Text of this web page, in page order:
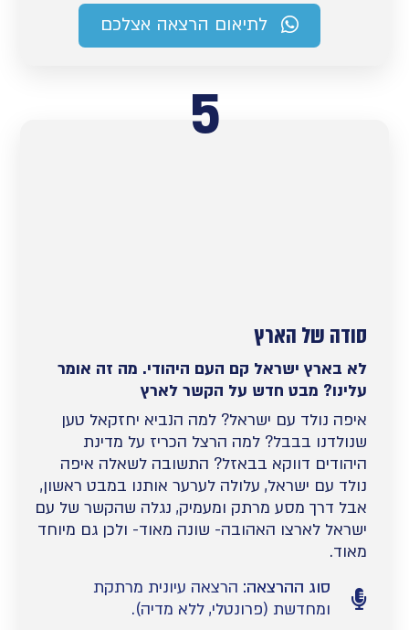
לתיאום הרצאה אצלכם
5
סודה של הארץ
לא בארץ ישראל קם העם היהודי. מה זה אומר
עלינו? מבט חדש על הקשר לארץ
איפה נולד עם ישראל? למה הנביא יחזקאל טען
שנולדנו בבבל? למה הרצל הכריז על מדינת
היהודים דווקא בבאזל? התשובה לשאלה איפה
נולד עם ישראל, עלולה לערער אותנו במבט ראשון,
אבל דרך מסע מרתק ומעמיק, נגלה שהקשר של עם
ישראל לארצו האהובה- שונה מאוד- ולכן גם מיוחד
מאוד.
סוג ההרצאה: הרצאה עיונית מרתקת
ומחדשת (פרונטלי, ללא מדיה).